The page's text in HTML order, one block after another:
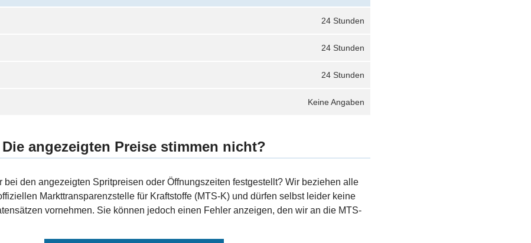
24 Stunden
24 Stunden
24 Stunden
Keine Angaben
Die angezeigten Preise stimmen nicht?
bei den angezeigten Spritpreisen oder Öffnungszeiten festgestellt? Wir beziehen alle
Markttransparenzstelle für Kraftstoffe (MTS-K) und dürfen selbst leider keine
vornehmen. Sie können jedoch einen Fehler anzeigen, den wir an die MTS-